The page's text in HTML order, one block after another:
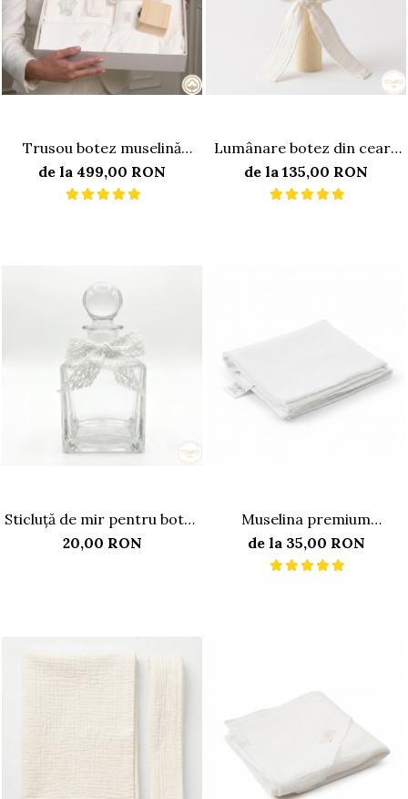
Trusou botez muselină
premium, 10 piese
de la 499,00 RON
Lumânare botez din ceară
de albine ivory 35cm, cu
fundă din muselină
de la 135,00 RON
Sticluță de mir pentru botez
– cristal pătrat
20,00 RON
Muselina premium
multifunctionala
de la 35,00 RON